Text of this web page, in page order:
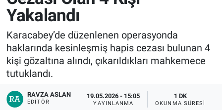
Yakalandı
Karacabey’de düzenlenen operasyonda
haklarında kesinleşmiş hapis cezası bulunan 4
kişi gözaltına alındı, çıkarıldıkları mahkemece
tutuklandı.
RAVZA ASLAN
EDITÖR
19.05.2026 - 15:05
YAYINLANMA
1 DK
OKUNMA SÜRESI
Bilim, Teknoloji
KÜLTÜR-SANAT
Yerel
Bursaspor
Bursa Trafik Yoğunluk Haritası
Süper Lig Puan Durumu ve Fikstür
Tüm Manşetler
Son Dakika Haberleri